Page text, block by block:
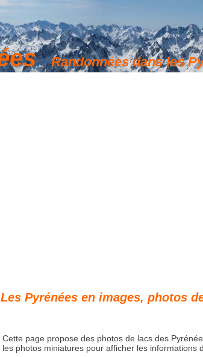
Les Pyrénées en images, photos
Cette page propose des photos de lacs des
les photos miniatures pour afficher les informations